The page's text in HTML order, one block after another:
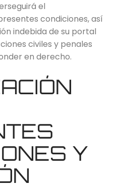
el
condiciones, así
indebida de su portal
civiles y penales
en derecho.
Y